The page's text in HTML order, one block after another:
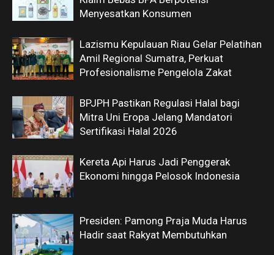
Menyesatkan Konsumen
Lazismu Kepulauan Riau Gelar Pelatihan
Amil Regional Sumatra, Perkuat
Profesionalisme Pengelola Zakat
BPJPH Pastikan Regulasi Halal bagi
Mitra Uni Eropa Jelang Mandatori
Sertifikasi Halal 2026
Kereta Api Harus Jadi Penggerak
Ekonomi hingga Pelosok Indonesia
Presiden: Pamong Praja Muda Harus
Hadir saat Rakyat Membutuhkan